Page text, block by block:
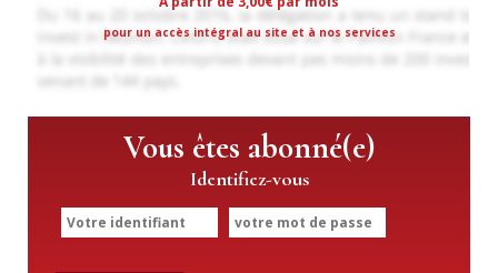
pour un accès intégral au site et à nos services
Vous êtes abonné(e)
Identifiez-vous